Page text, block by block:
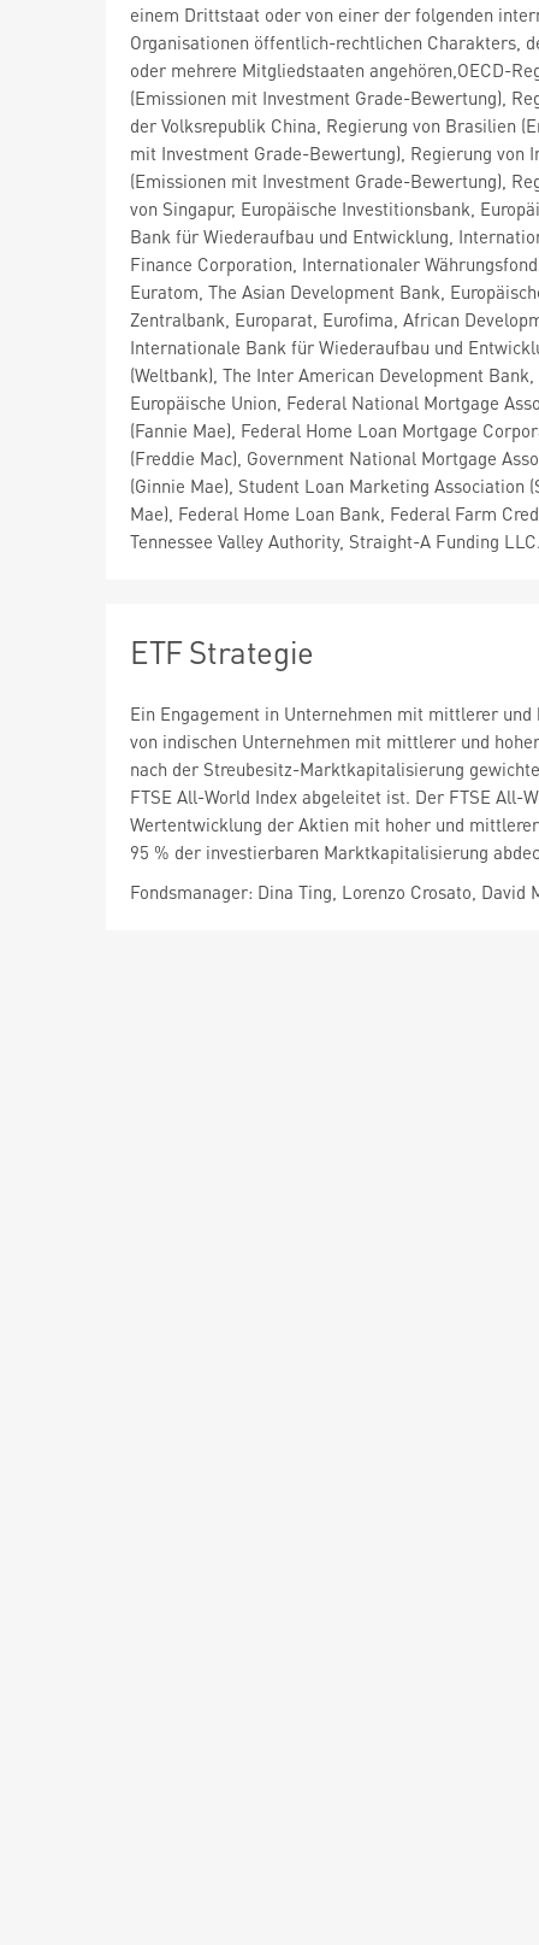
einem Drittstaat oder von einer der folgenden
Organisationen öffentlich-rechtlichen Charakters,
oder mehrere Mitgliedstaaten angehören,OECD-
(Emissionen mit Investment Grade-Bewertung),
der Volksrepublik China, Regierung von Brasilien
mit Investment Grade-Bewertung), Regierung von
(Emissionen mit Investment Grade-Bewertung),
von Singapur, Europäische Investitionsbank,
Bank für Wiederaufbau und Entwicklung,
Finance Corporation, Internationaler
Euratom, The Asian Development Bank,
Zentralbank, Europarat, Eurofima, African
Internationale Bank für Wiederaufbau und
(Weltbank), The Inter American Development Bank,
Europäische Union, Federal National Mortgage
(Fannie Mae), Federal Home Loan Mortgage
(Freddie Mac), Government National Mortgage
(Ginnie Mae), Student Loan Marketing Association
Mae), Federal Home Loan Bank, Federal Farm
Tennessee Valley Authority, Straight-A Funding
ETF Strategie
Ein Engagement in Unternehmen mit mittlerer
von indischen Unternehmen mit mittlerer und
nach der Streubesitz-Marktkapitalisierung
FTSE All-World Index abgeleitet ist. Der FTSE
Wertentwicklung der Aktien mit hoher und
95 % der investierbaren Marktkapitalisierung
Fondsmanager: Dina Ting, Lorenzo Crosato, David